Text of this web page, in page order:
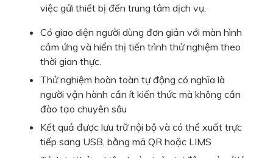
Máy đo độ nhớt tự động 2 bể đo 4
Orbis BV
Máy chưng cất tự động STARDIST
PCS Instruments
Thiết bị xác định độ bôi trơn của
D6078
Máy xác định độ bôi trơn của dầu
việc gửi thiết bị đến trung tâm dịch vụ.
Có giao diện người dùng đơn giản với màn hình
cảm ứng và hiển thị tiến trình thử nghiệm theo
thời gian thực.
Thử nghiệm hoàn toàn tự động có nghĩa là
người vận hành cần ít kiến ​​thức mà không cần
đào tạo chuyên sâu
Kết quả được lưu trữ nội bộ và có thể xuất trực
tiếp sang USB, bằng mã QR hoặc LIMS